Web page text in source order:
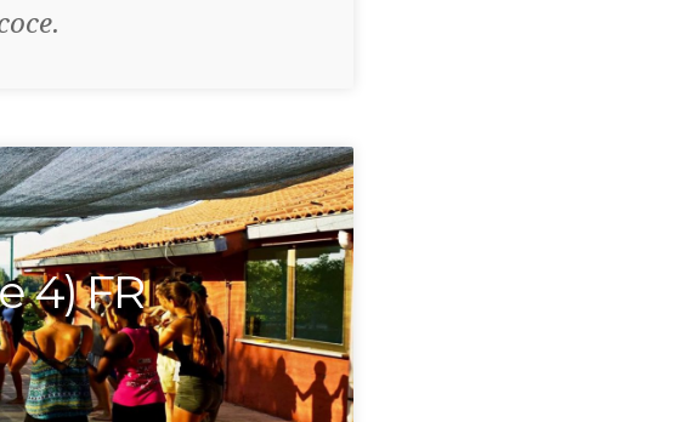
4) FR